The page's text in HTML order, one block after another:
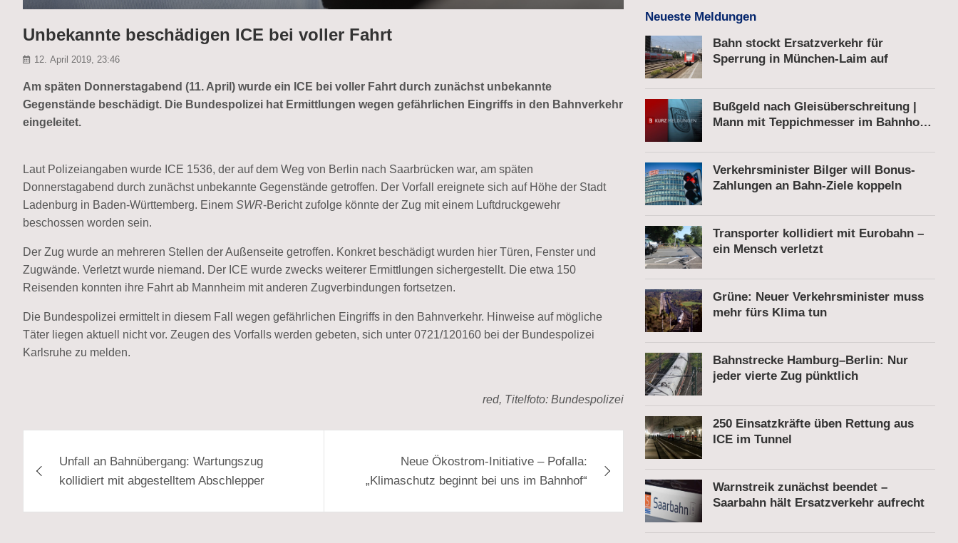
Unbekannte beschädigen ICE bei voller Fahrt
12. April 2019, 23:46
Am späten Donnerstagabend (11. April) wurde ein ICE bei voller Fahrt durch zunächst unbekannte
Gegenstände beschädigt. Die Bundespolizei hat Ermittlungen wegen gefährlichen Eingriffs in den Bahnverkehr
eingeleitet.
Laut Polizeiangaben wurde ICE 1536, der auf dem Weg von Berlin nach Saarbrücken war, am späten
Donnerstagabend durch zunächst unbekannte Gegenstände getroffen. Der Vorfall ereignete sich auf Höhe der Stadt
Ladenburg in Baden-Württemberg. Einem SWR-Bericht zufolge könnte der Zug mit einem Luftdruckgewehr
beschossen worden sein.
Der Zug wurde an mehreren Stellen der Außenseite getroffen. Konkret beschädigt wurden hier Türen, Fenster und
Zugwände. Verletzt wurde niemand. Der ICE wurde zwecks weiterer Ermittlungen sichergestellt. Die etwa 150
Reisenden konnten ihre Fahrt ab Mannheim mit anderen Zugverbindungen fortsetzen.
Die Bundespolizei ermittelt in diesem Fall wegen gefährlichen Eingriffs in den Bahnverkehr. Hinweise auf mögliche
Täter liegen aktuell nicht vor. Zeugen des Vorfalls werden gebeten, sich unter 0721/120160 bei der Bundespolizei
Karlsruhe zu melden.
red, Titelfoto: Bundespolizei
Unfall an Bahnübergang: Wartungszug
kollidiert mit abgestelltem Abschlepper
Neue Ökostrom-Initiative – Pofalla:
„Klimaschutz beginnt bei uns im Bahnhof“
Neueste Meldungen
Bahn stockt Ersatzverkehr für
Sperrung in München-Laim auf
Bußgeld nach Gleisüberschreitung |
Mann mit Teppichmesser im Bahnhof |
festgenommen
Verkehrsminister Bilger will Bonus-
Zahlungen an Bahn-Ziele koppeln
Transporter kollidiert mit Eurobahn –
ein Mensch verletzt
Grüne: Neuer Verkehrsminister muss
mehr fürs Klima tun
Bahnstrecke Hamburg–Berlin: Nur
jeder vierte Zug pünktlich
250 Einsatzkräfte üben Rettung aus
ICE im Tunnel
Warnstreik zunächst beendet –
Saarbahn hält Ersatzverkehr aufrecht